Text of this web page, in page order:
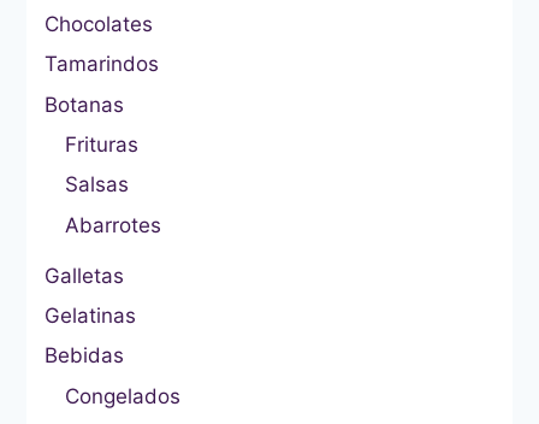
Chocolates
Tamarindos
Botanas
Frituras
Salsas
Abarrotes
Galletas
Gelatinas
Bebidas
Congelados